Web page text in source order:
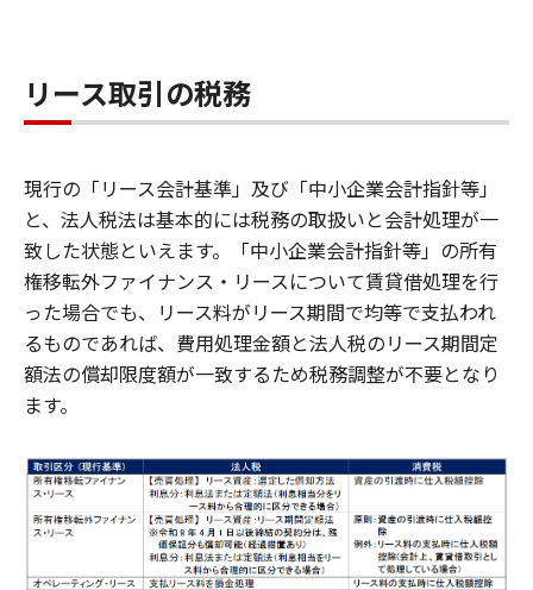
リース取引の税務
現行の「リース会計基準」及び「中小企業会計指針等」
と、法人税法は基本的には税務の取扱いと会計処理が一
致した状態といえます。「中小企業会計指針等」の所有
権移転外ファイナンス・リースについて賃貸借処理を行
った場合でも、リース料がリース期間で均等で支払われ
るものであれば、費用処理金額と法人税のリース期間定
額法の償却限度額が一致するため税務調整が不要となり
ます。